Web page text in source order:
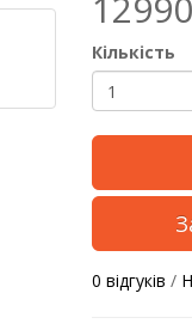
Кількість
0 відгуків /